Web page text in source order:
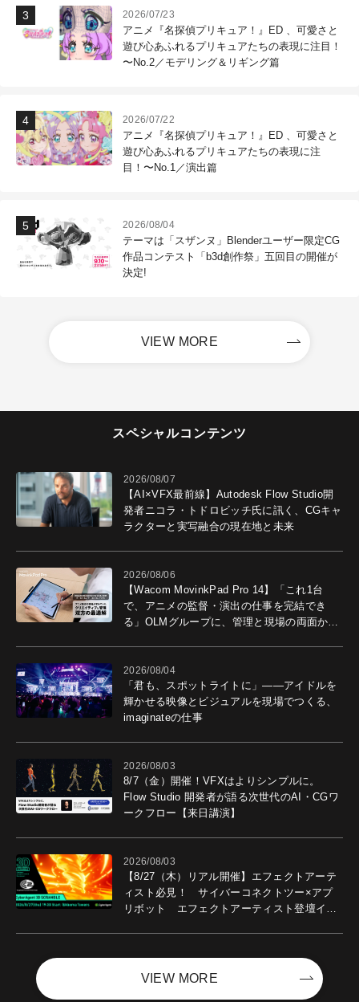
2026/07/23
アニメ『名探偵プリキュア！』ED 、可愛さと
遊び心あふれるプリキュアたちの表現に注目！
〜No.2／モデリング＆リギング篇
2026/07/22
アニメ『名探偵プリキュア！』ED 、可愛さと
遊び心あふれるプリキュアたちの表現に注
目！〜No.1／演出篇
2026/08/04
テーマは「スザンヌ」Blenderユーザー限定CG
作品コンテスト「b3d創作祭」五回目の開催が
決定!
VIEW MORE
スペシャルコンテンツ
2026/08/07
【AI×VFX最前線】Autodesk Flow Studio開
発者ニコラ・トドロビッチ氏に訊く、CGキャ
ラクターと実写融合の現在地と未来
2026/08/06
【Wacom MovinkPad Pro 14】「これ1台
で、アニメの監督・演出の仕事を完結でき
る」OLMグループに、管理と現場の両面から
2026/08/04
「君も、スポットライトに」――アイドルを
輝かせる映像とビジュアルを現場でつくる、
imaginateの仕事
2026/08/03
8/7（金）開催！VFXはよりシンプルに。
Flow Studio 開発者が語る次世代のAI・CGワ
ークフロー【来日講演】
2026/08/03
【8/27（木）リアル開催】エフェクトアーテ
ィスト必見！ サイバーコネクトツー×アプ
リボット エフェクトアーティスト登壇イベ
VIEW MORE